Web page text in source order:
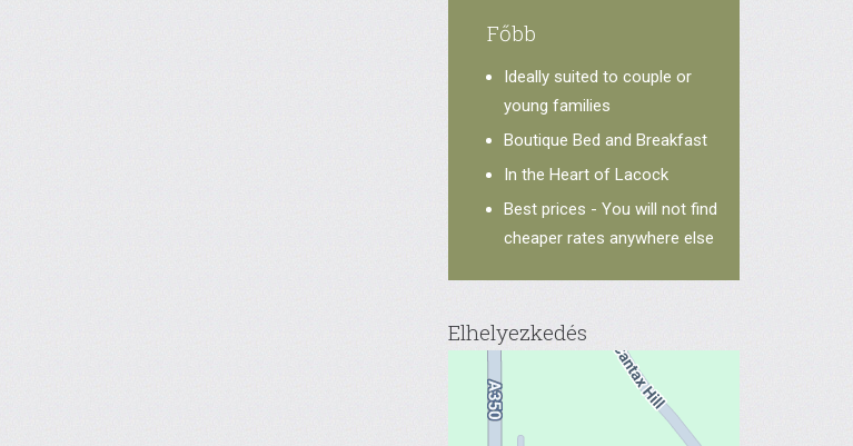
Főbb
Ideally suited to couple or
young families
Boutique Bed and Breakfast
In the Heart of Lacock
Best prices - You will not find
cheaper rates anywhere else
Elhelyezkedés